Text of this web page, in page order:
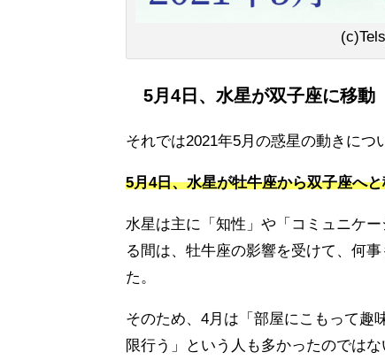
5月4日、水星が双子座に移動
それでは2021年5月の惑星の動きにつ
5月4日、水星が牡牛座から双子座へ
水星は主に「知性」や「コミュニケ
る間は、牡牛座の影響を受けて、何
た。
そのため、4月は「部屋にこもって趣
限行う」という人も多かったのではな